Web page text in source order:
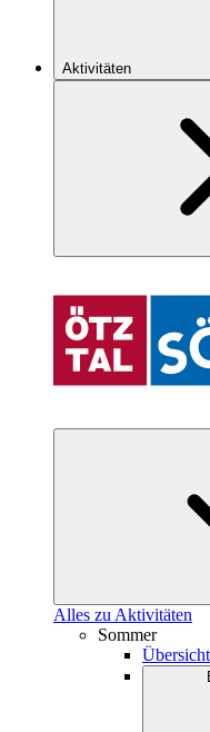
Aktivitäten
Alles zu Aktivitäten
Sommer
Übersicht